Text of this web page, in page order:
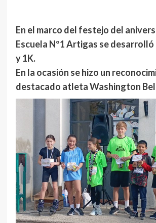
En el marco del festejo del
Escuela Nº1 Artigas se desarrolló
y 1K.
En la ocasión se hizo un
destacado atleta Washington